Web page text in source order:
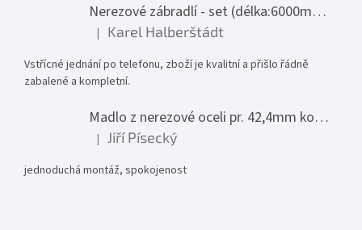
Nerezové zábradlí - set (délka:6000mm x výška:1000mm)
Hodnocení produktu je 5 z 5 hvězdiček.
| Karel Halberštádt
Vstřícné jednání po telefonu, zboží je kvalitní a přišlo řádně
zabalené a kompletní.
Madlo z nerezové oceli pr. 42,4mm komplet - model 0116 - 3000mm
Hodnocení produktu je 5 z 5 hvězdiček.
| Jiří Písecký
jednoduchá montáž, spokojenost